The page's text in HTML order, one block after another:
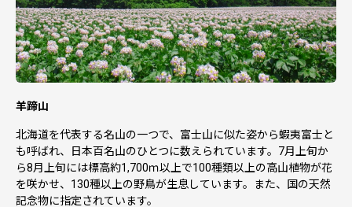
羊蹄山
北海道を代表する名山の一つで、富士山に似た姿から蝦夷富士と
も呼ばれ、日本百名山のひとつに数えられています。7月上旬か
ら8月上旬には標高約1,700ｍ以上で100種類以上の高山植物が花
を咲かせ、130種以上の野鳥が生息しています。また、国の天然
記念物に指定されています。